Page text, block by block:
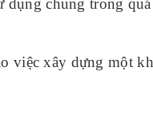
việc xây dựng một